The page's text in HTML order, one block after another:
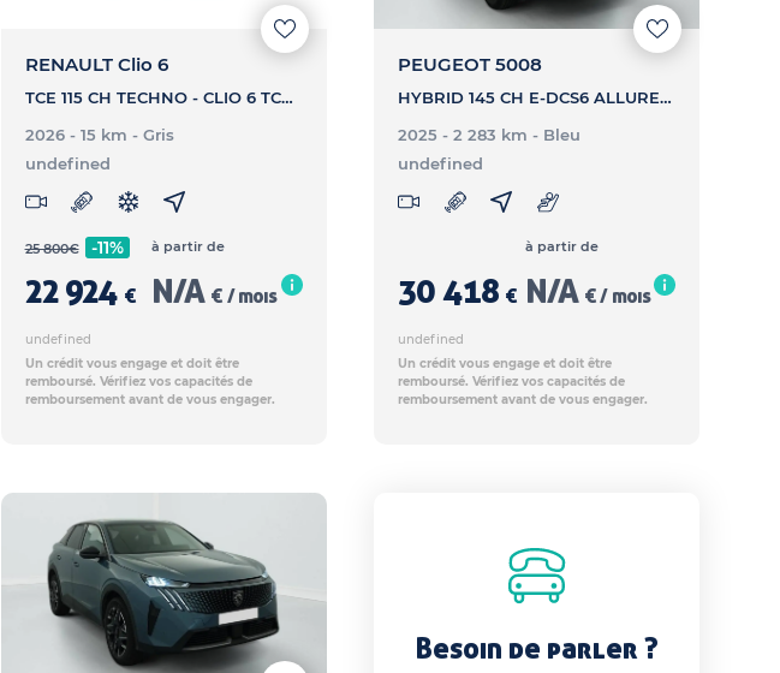
RENAULT Clio 6
TCE 115 CH TECHNO - CLIO 6 TCE 115 CH TECHNO
2026 - 15 km - Gris
undefined
25 800€ -11%
22 924 €
à partir de
N/A € / mois
undefined
Un crédit vous engage et doit être
remboursé. Vérifiez vos capacités de
remboursement avant de vous engager.
PEUGEOT 5008
HYBRID 145 CH E-DCS6 ALLURE - 5008 HYBRID 145 CH E-DCS6 ALLURE
2025 - 2 283 km- Bleu
undefined
30 418 €
à partir de
N/A € / mois
undefined
Un crédit vous engage et doit être
remboursé. Vérifiez vos capacités de
remboursement avant de vous engager.
Besoin de parler ?